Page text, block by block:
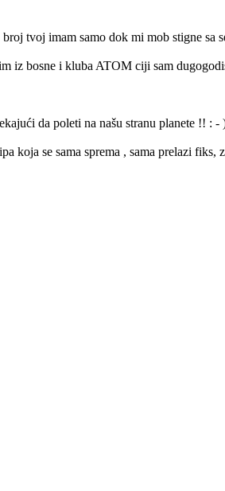
tvoj imam samo dok mi mob stigne sa
iz bosne i kluba ATOM ciji sam
da poleti na našu stranu planete !! :
koja se sama sprema , sama prelazi